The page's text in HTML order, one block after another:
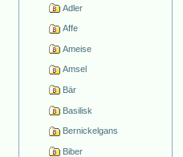
Adler
Affe
Ameise
Amsel
Bär
Basilisk
Bernickelgans
Biber